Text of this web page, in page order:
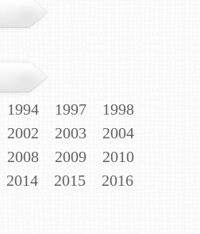
1994 1997
1998
2002 2003
2004
2008 2009
2010
2014 2015
2016